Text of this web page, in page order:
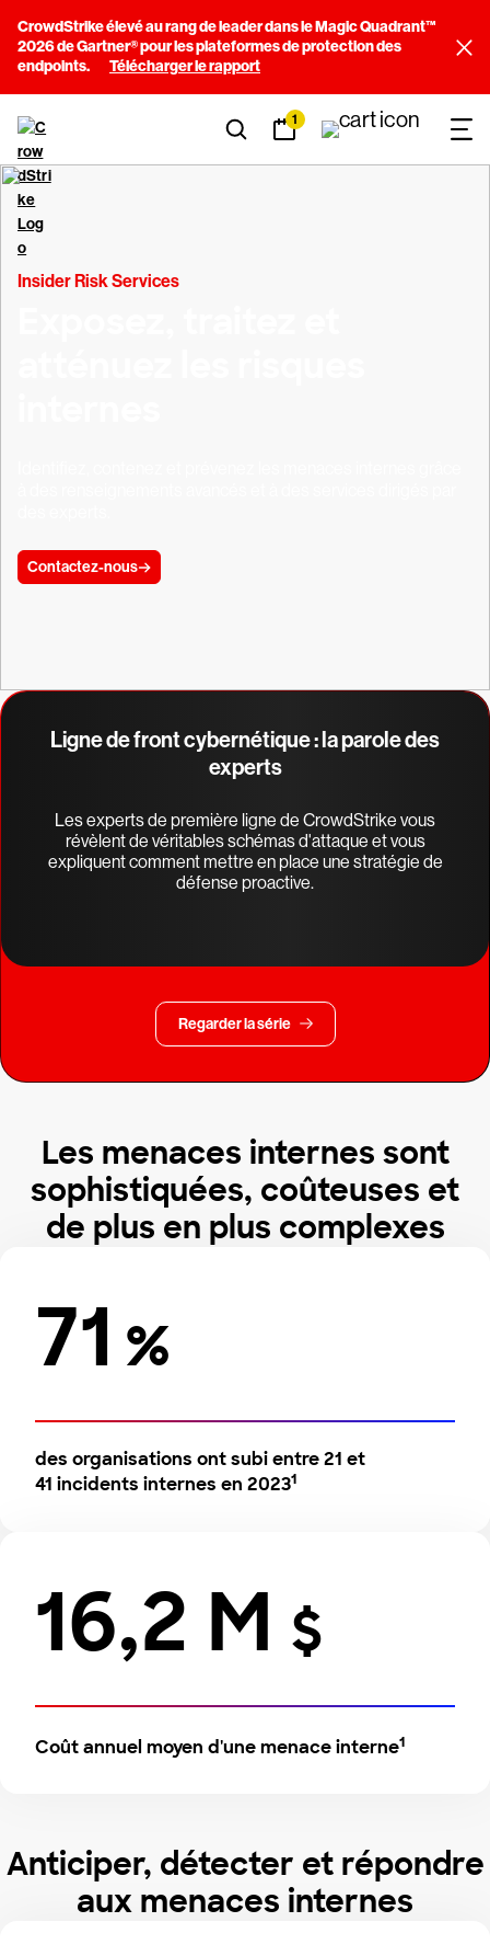
CrowdStrike élevé au rang de leader dans le Magic Quadrant™
2026 de Gartner® pour les plateformes de protection des
endpoints.
Télécharger le rapport
1
Insider Risk Services
Contactez-nous
Ligne de front cybernétique : la parole des
experts
Les experts de première ligne de CrowdStrike vous
révèlent de véritables schémas d'attaque et vous
expliquent comment mettre en place une stratégie de
défense proactive.
Regarder la série
Les menaces internes sont
sophistiquées, coûteuses et
de plus en plus complexes
71 %
des organisations ont subi entre 21 et
41 incidents internes en 20231
16,2 M $
Coût annuel moyen d'une menace interne1
Anticiper, détecter et répondre
aux menaces internes